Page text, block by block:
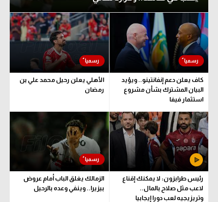
كاف يعلن دعم إنفانتينو.. ويؤيد
البيان المشترك بشأن مشروع
استثمار فيفا
الأهلي يعلن رحيل محمد علي بن
رمضان
رئيس طرابزون: لا يمكنك إقناع
لاعب مثل صلاح بالمال..
وتريزيجيه لعب دورا إيجابيا
الزمالك يغلق الباب أمام عروض
بيزيرا.. وينفي وعده بالرحيل